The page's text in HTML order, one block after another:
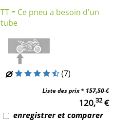
TT = Ce pneu a besoin d'un
tube
(7)
Liste des prix *157,50 €
120,32€
enregistrer et comparer